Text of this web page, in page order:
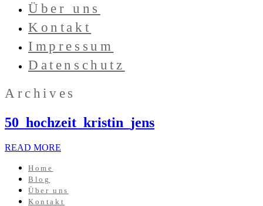
Über uns
Kontakt
Impressum
Datenschutz
Archives
50_hochzeit_kristin_jens
READ MORE
Home
Blog
Über uns
Kontakt